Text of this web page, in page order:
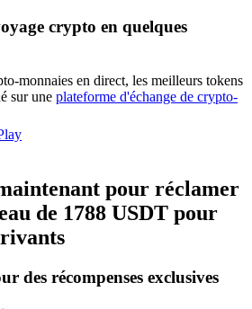
crypto en quelques
monnaies en direct, les meilleurs tokens
sur une plateforme d'échange de crypto-
pour réclamer
de 1788 USDT pour
des récompenses exclusives